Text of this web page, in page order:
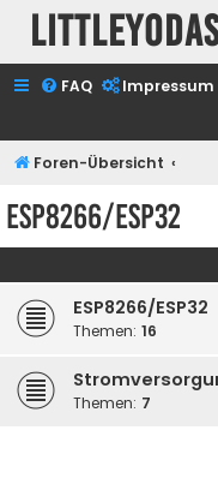
FAQ
Foren-Übersicht
ESP8266/ESP32
ESP8266/ESP32
Themen: 16
Themen: 7